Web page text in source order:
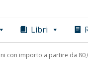
Libri
con importo a partire da